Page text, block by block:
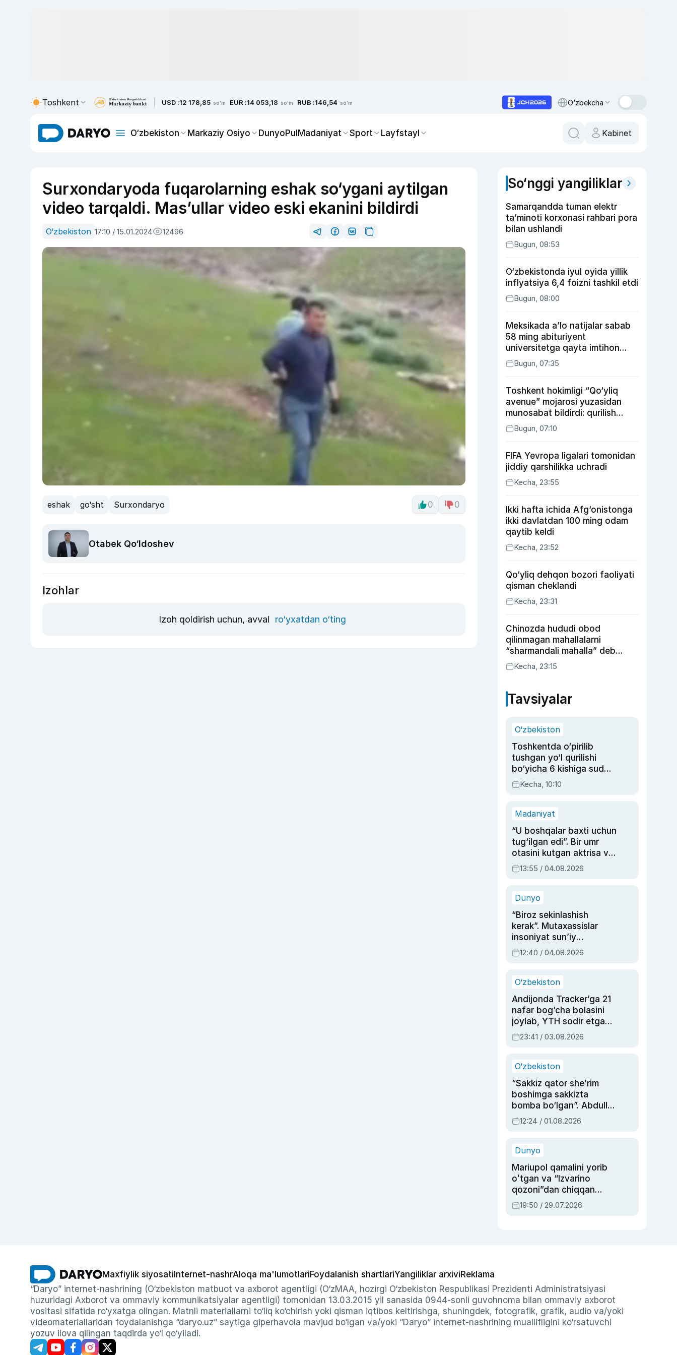
Toshkent USD :12 178,85 so'm EUR :14 053,18 so'm RUB :146,54 so'm O‘zbekcha
O‘zbekiston Markaziy Osiyo DunyoPulMadaniyat Sport Layfstayl Kabinet
Surxondaryoda fuqarolarning eshak so‘ygani aytilgan
video tarqaldi. Mas’ullar video eski ekanini bildirdi
O‘zbekiston 17:10 / 15.01.2024 12496
eshak go‘sht Surxondaryo 0 0
Otabek Qo‘ldoshev
Izohlar
Izoh qoldirish uchun, avval ro‘yxatdan o‘ting
So‘nggi yangiliklar
Samarqandda tuman elektr
ta’minoti korxonasi rahbari pora
bilan ushlandi
Bugun, 08:53
O‘zbekistonda iyul oyida yillik
inflyatsiya 6,4 foizni tashkil etdi
Bugun, 08:00
Meksikada a’lo natijalar sabab
58 ming abituriyent
universitetga qayta imtihon
topshiradi
Bugun, 07:35
Toshkent hokimligi “Qo‘yliq
avenue” mojarosi yuzasidan
munosabat bildirdi: qurilish
ishlarining 53 foizi yakunlangan
Bugun, 07:10
FIFA Yevropa ligalari tomonidan
jiddiy qarshilikka uchradi
Kecha, 23:55
Ikki hafta ichida Afg‘onistonga
ikki davlatdan 100 ming odam
qaytib keldi
Kecha, 23:52
Qo‘yliq dehqon bozori faoliyati
qisman cheklandi
Kecha, 23:31
Chinozda hududi obod
qilinmagan mahallalarni
“sharmandali mahalla” deb
belgilash boshlandi
Kecha, 23:15
Tavsiyalar
O‘zbekiston
Toshkentda o‘pirilib
tushgan yo‘l qurilishi
bo‘yicha 6 kishiga sud
hukmi o‘qildi
Kecha, 10:10
Madaniyat
“U boshqalar baxti uchun
tug‘ilgan edi”. Bir umr
otasini kutgan aktrisa va
dublyaj ustasi Rimma
Ahmedovaning
13:55 / 04.08.2026
Dunyo
“Biroz sekinlashish
kerak”. Mutaxassislar
insoniyat sun’iy
intellektni boshqara
olmay qolishidan xavotir
12:40 / 04.08.2026
O‘zbekiston
Andijonda Tracker’ga 21
nafar bog‘cha bolasini
joylab, YTH sodir etgan
ayolga sud hukmi o‘qildi
23:41 / 03.08.2026
O‘zbekiston
“Sakkiz qator she’rim
boshimga sakkizta
bomba bo‘lgan”. Abdulla
Oripovni siyosiy
ayblovlardan asrab
12:24 / 01.08.2026
Dunyo
Mariupol qamalini yorib
oʻtgan va “Izvarino
qozoni”dan chiqqan
qahramon — Ukraina
armiyasi bosh
19:50 / 29.07.2026
Maxfiylik siyosati Internet-nashrAloqa ma'lumotlariFoydalanish shartlariYangiliklar arxiviReklama
“Daryo” internet-nashrining (O‘zbekiston matbuot va axborot agentligi (O‘zMAA, hozirgi O‘zbekiston Respublikasi Prezidenti Administratsiyasi
huzuridagi Axborot va ommaviy kommunikatsiyalar agentligi) tomonidan 13.03.2015 yil sanasida 0944-sonli guvohnoma bilan ommaviy axborot
vositasi sifatida ro‘yxatga olingan. Matnli materiallarni to‘liq ko‘chirish yoki qisman iqtibos keltirishga, shuningdek, fotografik, grafik, audio va/yoki
videomateriallaridan foydalanishga “daryo.uz” saytiga giperhavola mavjud bo‘lgan va/yoki “Daryo” internet-nashrining muallifligini ko‘rsatuvchi
yozuv ilova qilingan taqdirda yo‘l qo‘yiladi.